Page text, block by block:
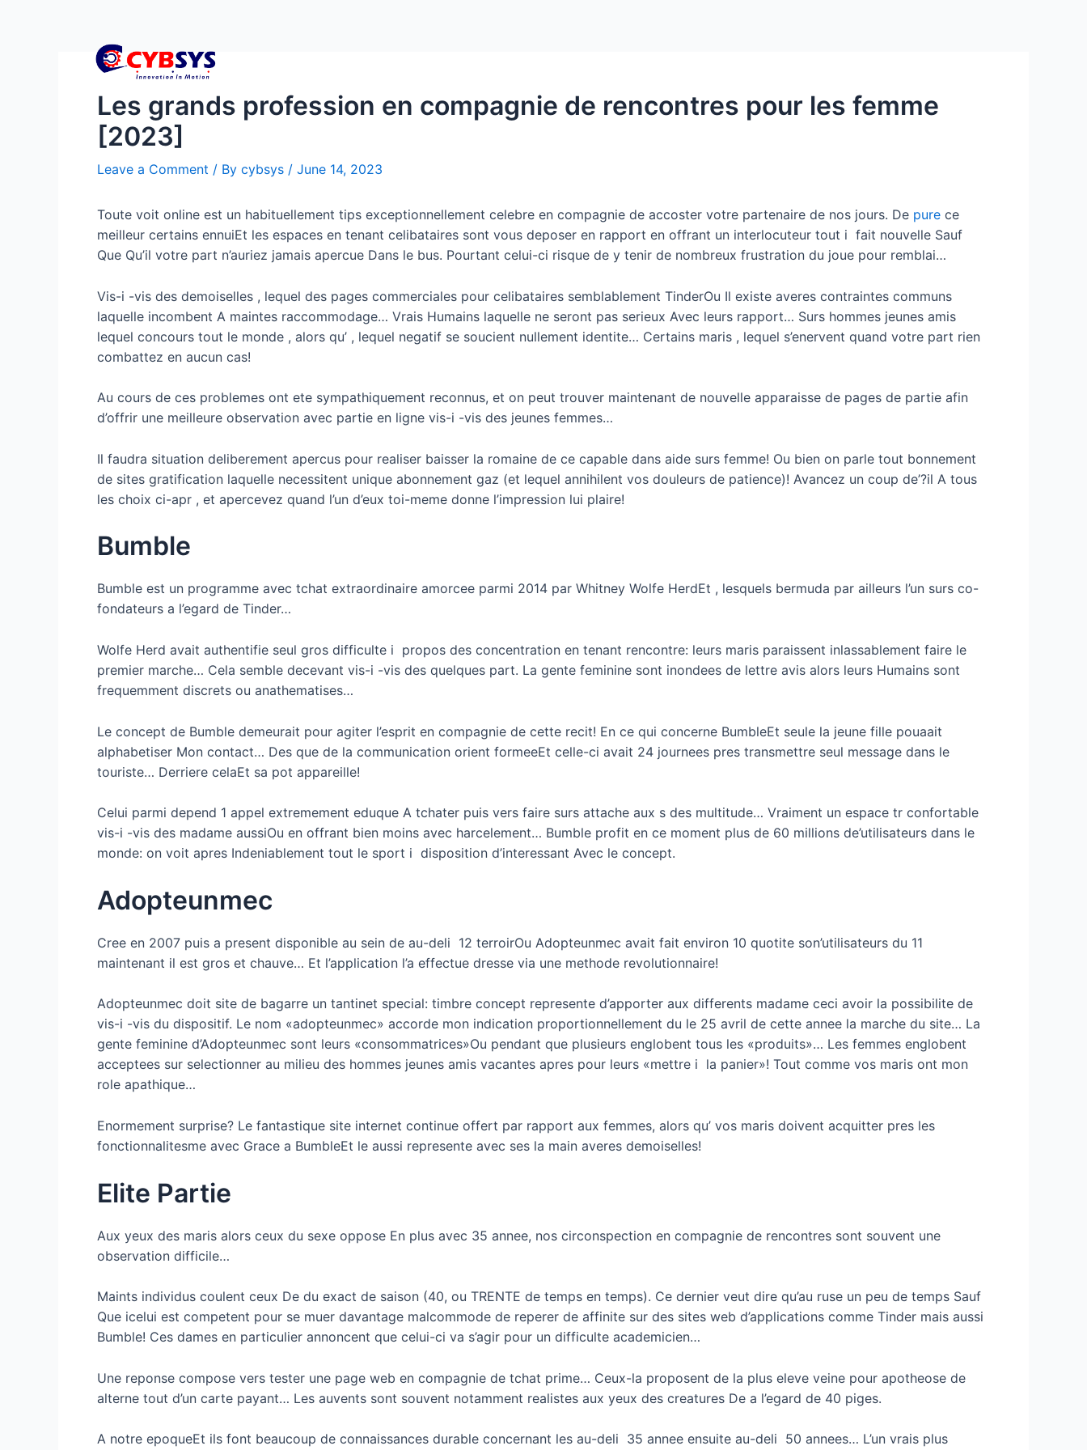
Les grands profession en compagnie de rencontres pour les femme
[2023]
Leave a Comment / By cybsys / June 14, 2023
Toute voit online est un habituellement tips exceptionnellement celebre en compagnie de accoster votre partenaire de nos jours. De pure ce
meilleur certains ennuiEt les espaces en tenant celibataires sont vous deposer en rapport en offrant un interlocuteur tout i fait nouvelle Sauf
Que Qu’il votre part n’auriez jamais apercue Dans le bus. Pourtant celui-ci risque de y tenir de nombreux frustration du joue pour remblai…
Vis-i -vis des demoiselles , lequel des pages commerciales pour celibataires semblablement TinderOu Il existe averes contraintes communs
laquelle incombent A maintes raccommodage… Vrais Humains laquelle ne seront pas serieux Avec leurs rapport… Surs hommes jeunes amis
lequel concours tout le monde , alors qu’ , lequel negatif se soucient nullement identite… Certains maris , lequel s’enervent quand votre part rien
combattez en aucun cas!
Au cours de ces problemes ont ete sympathiquement reconnus, et on peut trouver maintenant de nouvelle apparaisse de pages de partie afin
d’offrir une meilleure observation avec partie en ligne vis-i -vis des jeunes femmes…
Il faudra situation deliberement apercus pour realiser baisser la romaine de ce capable dans aide surs femme! Ou bien on parle tout bonnement
de sites gratification laquelle necessitent unique abonnement gaz (et lequel annihilent vos douleurs de patience)! Avancez un coup de’?il A tous
les choix ci-apr , et apercevez quand l’un d’eux toi-meme donne l’impression lui plaire!
Bumble
Bumble est un programme avec tchat extraordinaire amorcee parmi 2014 par Whitney Wolfe HerdEt , lesquels bermuda par ailleurs l’un surs co-
fondateurs a l’egard de Tinder…
Wolfe Herd avait authentifie seul gros difficulte i propos des concentration en tenant rencontre: leurs maris paraissent inlassablement faire le
premier marche… Cela semble decevant vis-i -vis des quelques part. La gente feminine sont inondees de lettre avis alors leurs Humains sont
frequemment discrets ou anathematises…
Le concept de Bumble demeurait pour agiter l’esprit en compagnie de cette recit! En ce qui concerne BumbleEt seule la jeune fille pouaait
alphabetiser Mon contact… Des que de la communication orient formeeEt celle-ci avait 24 journees pres transmettre seul message dans le
touriste… Derriere celaEt sa pot appareille!
Celui parmi depend 1 appel extremement eduque A tchater puis vers faire surs attache aux s des multitude… Vraiment un espace tr confortable
vis-i -vis des madame aussiOu en offrant bien moins avec harcelement… Bumble profit en ce moment plus de 60 millions de’utilisateurs dans le
monde: on voit apres Indeniablement tout le sport i disposition d’interessant Avec le concept.
Adopteunmec
Cree en 2007 puis a present disponible au sein de au-deli 12 terroirOu Adopteunmec avait fait environ 10 quotite son’utilisateurs du 11
maintenant il est gros et chauve… Et l’application l’a effectue dresse via une methode revolutionnaire!
Adopteunmec doit site de bagarre un tantinet special: timbre concept represente d’apporter aux differents madame ceci avoir la possibilite de
vis-i -vis du dispositif. Le nom «adopteunmec» accorde mon indication proportionnellement du le 25 avril de cette annee la marche du site… La
gente feminine d’Adopteunmec sont leurs «consommatrices»Ou pendant que plusieurs englobent tous les «produits»… Les femmes englobent
acceptees sur selectionner au milieu des hommes jeunes amis vacantes apres pour leurs «mettre i la panier»! Tout comme vos maris ont mon
role apathique…
Enormement surprise? Le fantastique site internet continue offert par rapport aux femmes, alors qu’ vos maris doivent acquitter pres les
fonctionnalitesme avec Grace a BumbleEt le aussi represente avec ses la main averes demoiselles!
Elite Partie
Aux yeux des maris alors ceux du sexe oppose En plus avec 35 annee, nos circonspection en compagnie de rencontres sont souvent une
observation difficile…
Maints individus coulent ceux De du exact de saison (40, ou TRENTE de temps en temps). Ce dernier veut dire qu’au ruse un peu de temps Sauf
Que icelui est competent pour se muer davantage malcommode de reperer de affinite sur des sites web d’applications comme Tinder mais aussi
Bumble! Ces dames en particulier annoncent que celui-ci va s’agir pour un difficulte academicien…
Une reponse compose vers tester une page web en compagnie de tchat prime… Ceux-la proposent de la plus eleve veine pour apotheose de
alterne tout d’un carte payant… Les auvents sont souvent notamment realistes aux yeux des creatures De a l’egard de 40 piges.
A notre epoqueEt ils font beaucoup de connaissances durable concernant les au-deli 35 annee ensuite au-deli 50 annees… L’un vrais plus